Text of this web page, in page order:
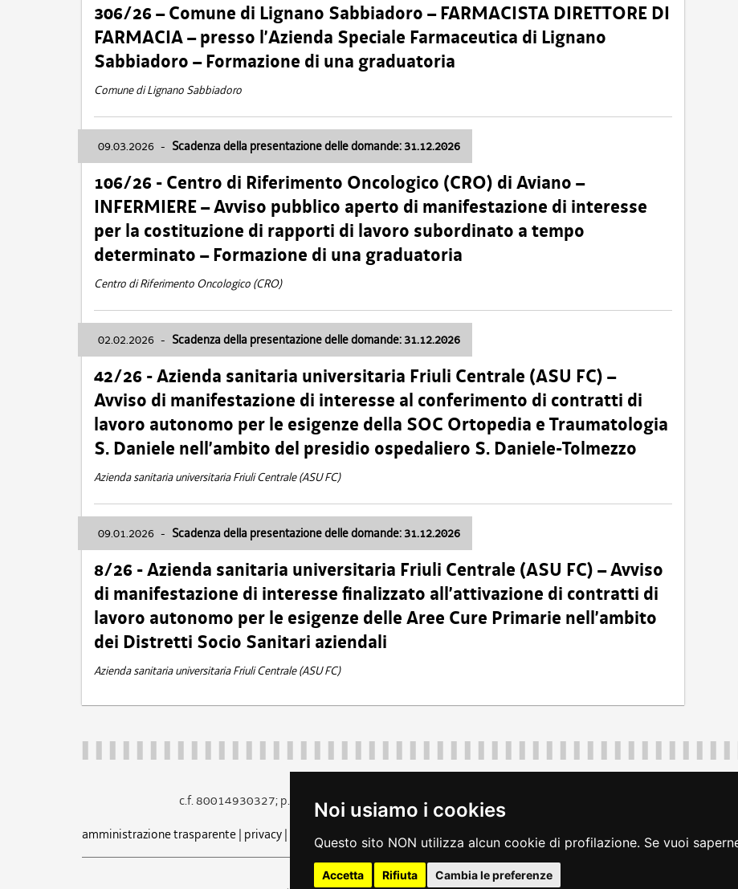
Noi usiamo i cookies
Questo sito NON utilizza alcun cookie di profilazione. Se vuoi
Accetta Rifiuta Cambia le preferenze
306/26 – Comune di Lignano Sabbiadoro – FARMACISTA DIRETTORE DI
FARMACIA – presso l’Azienda Speciale Farmaceutica di Lignano
Sabbiadoro – Formazione di una graduatoria
Comune di Lignano Sabbiadoro
09.03.2026 - Scadenza della presentazione delle domande: 31.12.2026
106/26 - Centro di Riferimento Oncologico (CRO) di Aviano –
INFERMIERE – Avviso pubblico aperto di manifestazione di interesse
per la costituzione di rapporti di lavoro subordinato a tempo
determinato – Formazione di una graduatoria
Centro di Riferimento Oncologico (CRO)
02.02.2026 - Scadenza della presentazione delle domande: 31.12.2026
42/26 - Azienda sanitaria universitaria Friuli Centrale (ASU FC) –
Avviso di manifestazione di interesse al conferimento di contratti di
lavoro autonomo per le esigenze della SOC Ortopedia e Traumatologia
S. Daniele nell’ambito del presidio ospedaliero S. Daniele-Tolmezzo
Azienda sanitaria universitaria Friuli Centrale (ASU FC)
09.01.2026 - Scadenza della presentazione delle domande: 31.12.2026
8/26 - Azienda sanitaria universitaria Friuli Centrale (ASU FC) – Avviso
di manifestazione di interesse finalizzato all’attivazione di contratti di
lavoro autonomo per le esigenze delle Aree Cure Primarie nell’ambito
dei Distretti Socio Sanitari aziendali
Azienda sanitaria universitaria Friuli Centrale (ASU FC)
c.f. 80014930327; p.iva 00526040324
piazza Unità d'Italia 1 Trieste
amministrazione trasparente| privacy| cookie note legali | accessibilità rss dichiarazione di accessibilità feedback